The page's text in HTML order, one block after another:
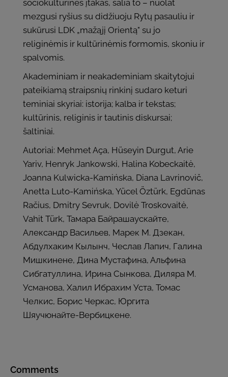
sociokultūrines įtakas, šalia to – nuolat
mezgusi ryšius su didžiuoju Rytų pasauliu ir
sukūrusi LDK „mažąjį Orientą" su jo
religinėmis ir kultūrinėmis formomis, skoniu ir
spalvomis.
Akademiniam ir neakademiniam skaitytojui
pateikiamą straipsnių rinkinį sudaro keturi
teminiai skyriai: istorija; kalba ir tekstas;
kultūrinis, religinis ir tautinis diskursai;
šaltiniai.
Autoriai: Mehmet Aça, Hüseyin Durgut, Arie
Yariv, Henryk Jankowski, Halina Kobeckaitė,
Joanna Kulwicka-Kamińska, Diana Lavrinovič,
Anetta Luto-Kamińska, Yücel Öztürk, Egdūnas
Račius, Dmitry Sevruk, Dovilė Troskovaitė,
Vahit Türk, Тамара Байрашаускайте,
Александр Васильев, Марек М. Дзекан,
Абдулхаким Кылынч, Чеслав Лапич, Галина
Мишкинене, Дина Мустафина, Альфина
Сибгатуллина, Ирина Сынкова, Диляра М.
Усманова, Халил Ибрахим Уста, Томас
Челкис, Борис Черкас, Юргита
Шяучюнайте-Вербицкене.
Comments